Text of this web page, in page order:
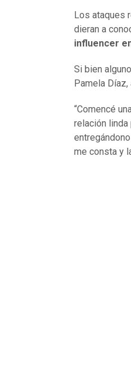
Los ataques
dieran a
influencer
Si bien
Pamela
“Comencé
relación
me consta y